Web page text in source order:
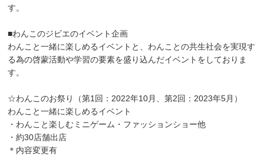
す。
■わんこのジビエのイベント企画
わんこと一緒に楽しめるイベントと、わんことの共生社会を実現す
る為の啓蒙活動や学習の要素を盛り込んだイベントをしておりま
す。
☆わんこのお祭り（第1回：2022年10月、第2回：2023年5月）
わんこと一緒に楽しめるイベント
・わんこと楽しむミニゲーム・ファッションショー他
・約30店舗出店
＊内容変更有